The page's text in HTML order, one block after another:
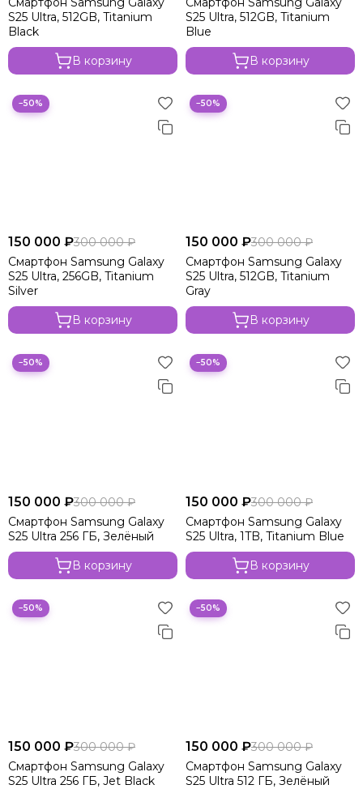
S25 Ultra, 512GB, Titanium
Black
В корзину
S25 Ultra, 512GB, Titanium
Blue
В корзину
−50%
150 000 ₽300 000 ₽
Смартфон Samsung Galaxy
S25 Ultra, 256GB, Titanium
Silver
В корзину
−50%
150 000 ₽300 000 ₽
Смартфон Samsung Galaxy
S25 Ultra, 512GB, Titanium
Gray
В корзину
−50%
150 000 ₽300 000 ₽
Смартфон Samsung Galaxy
S25 Ultra 256 ГБ, Зелёный
В корзину
−50%
150 000 ₽300 000 ₽
Смартфон Samsung Galaxy
S25 Ultra, 1TB, Titanium Blue
В корзину
−50%
150 000 ₽300 000 ₽
Смартфон Samsung Galaxy
S25 Ultra 256 ГБ, Jet Black
−50%
150 000 ₽300 000 ₽
Смартфон Samsung Galaxy
S25 Ultra 512 ГБ, Зелёный